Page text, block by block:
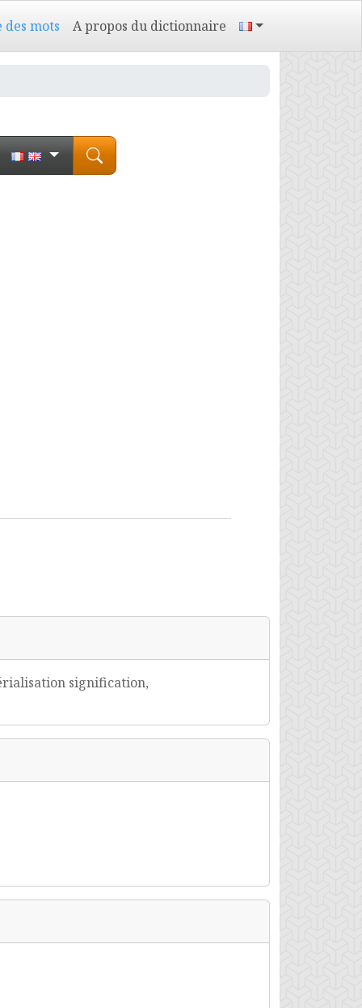
des mots A propos du dictionnaire
signification,